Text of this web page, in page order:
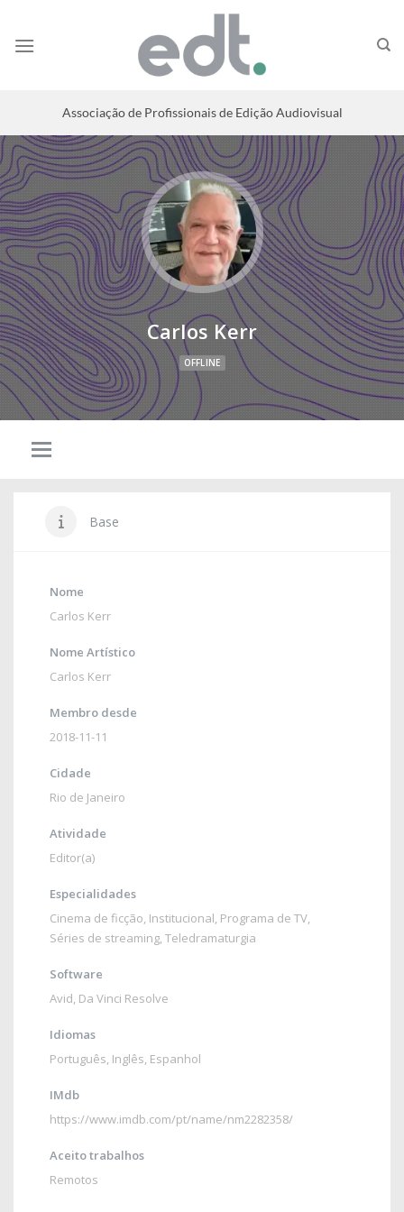
Associação de Profissionais de Edição Audiovisual
Carlos Kerr
OFFLINE
Base
Nome
Carlos Kerr
Nome Artístico
Carlos Kerr
Membro desde
2018-11-11
Cidade
Rio de Janeiro
Atividade
Editor(a)
Especialidades
Cinema de ficção, Institucional, Programa de TV,
Séries de streaming, Teledramaturgia
Software
Avid, Da Vinci Resolve
Idiomas
Português, Inglês, Espanhol
IMdb
https://www.imdb.com/pt/name/nm2282358/
Aceito trabalhos
Remotos